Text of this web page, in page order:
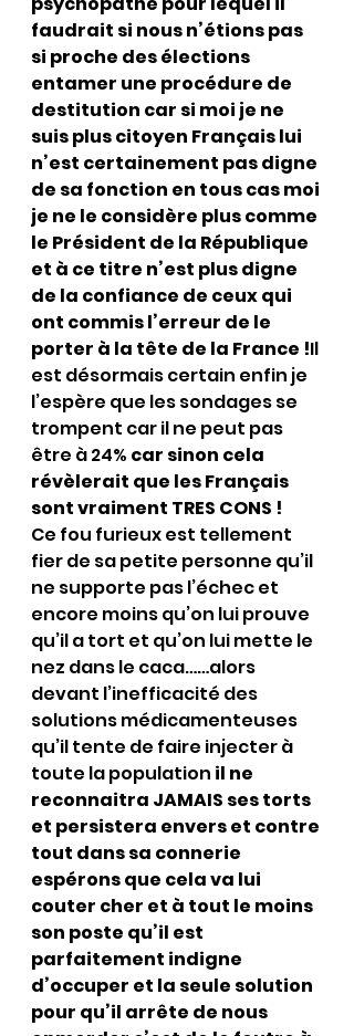
faudrait si nous n’étions pas
si proche des élections
entamer une procédure de
destitution car si moi je ne
suis plus citoyen Français lui
n’est certainement pas digne
de sa fonction en tous cas moi
je ne le considère plus comme
le Président de la République
et à ce titre n’est plus digne
de la confiance de ceux qui
ont commis l’erreur de le
porter à la tête de la France !Il
est désormais certain enfin je
l’espère que les sondages se
trompent car il ne peut pas
être à 24% car sinon cela
révèlerait que les Français
sont vraiment TRES CONS !
Ce fou furieux est tellement
fier de sa petite personne qu’il
ne supporte pas l’échec et
encore moins qu’on lui prouve
qu’il a tort et qu’on lui mette le
nez dans le caca……alors
devant l’inefficacité des
solutions médicamenteuses
qu’il tente de faire injecter à
toute la population il ne
reconnaitra JAMAIS ses torts
et persistera envers et contre
tout dans sa connerie
espérons que cela va lui
couter cher et à tout le moins
son poste qu’il est
parfaitement indigne
d’occuper et la seule solution
pour qu’il arrête de nous